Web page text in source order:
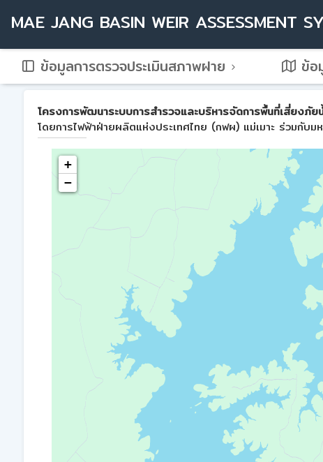
MAE JANG BASIN WEIR ASSESSMENT
ข้อมูลการตรวจประเมินสภาพฝาย ข้อ
โครงการพัฒนาระบบการสำรวจและบริหารจัดการพื้นที่เสี่ยงภั
โดยการไฟฟ้าฝ่ายผลิตแห่งประเทศไทย (กฟผ) แม่เมาะ ร่วมกับม
+
−